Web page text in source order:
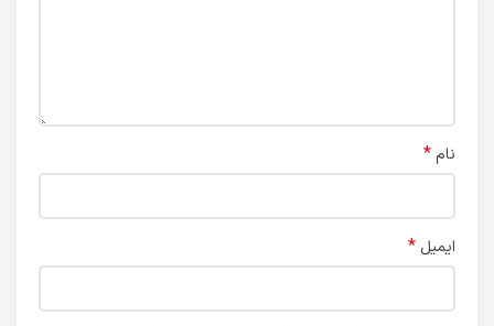
نام *
ایمیل *